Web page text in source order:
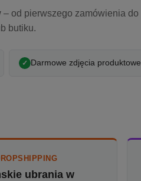
– od pierwszego zamówienia do
butiku.
Darmowe zdjęcia produktowe
ubrania w